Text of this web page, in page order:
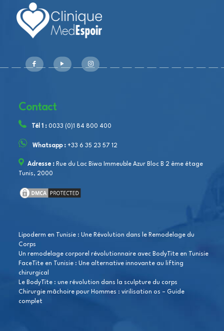
Contact
Tél 1 : 0033 (0)1 84 800 400
Whatsapp : +33 6 35 23 57 12
Adresse : Rue du Lac Biwa Immeuble Azur Bloc B 2 ème étage
Tunis, 2000
Lipoderm en Tunisie : Une Révolution dans le Remodelage du
Corps
Un remodelage corporel révolutionnaire avec BodyTite en Tunisie
FaceTite en Tunisie : Une alternative innovante au lifting
chirurgical
Le BodyTite : une révolution dans la sculpture du corps
Chirurgie mâchoire pour Hommes : virilisation os – Guide
complet